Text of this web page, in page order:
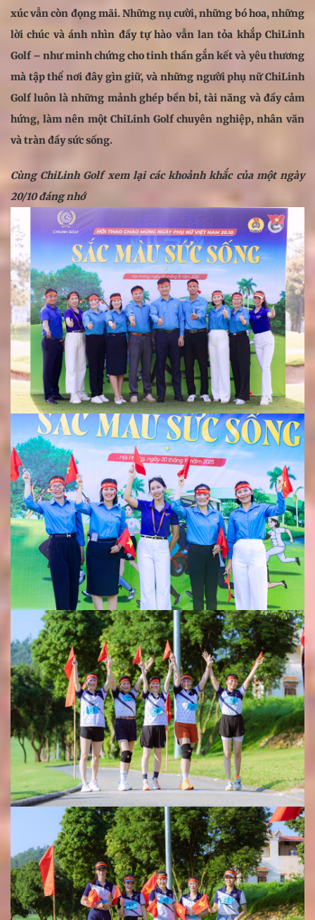
xúc vẫn còn đọng mãi. Những nụ cười, những bó hoa, những
lời chúc và ánh nhìn đầy tự hào vẫn lan tỏa khắp ChiLinh
Golf – như minh chứng cho tinh thần gắn kết và yêu thương
mà tập thể nơi đây gìn giữ, và những người phụ nữ ChiLinh
Golf luôn là những mảnh ghép bền bỉ, tài năng và đầy cảm
hứng, làm nên một ChiLinh Golf chuyên nghiệp, nhân văn
và tràn đầy sức sống.
Cùng ChiLinh Golf xem lại các khoảnh khắc của một ngày
20/10 đáng nhớ